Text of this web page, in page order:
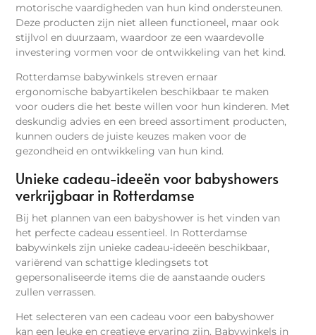
motorische vaardigheden van hun kind ondersteunen.
Deze producten zijn niet alleen functioneel, maar ook
stijlvol en duurzaam, waardoor ze een waardevolle
investering vormen voor de ontwikkeling van het kind.
Rotterdamse babywinkels streven ernaar
ergonomische babyartikelen beschikbaar te maken
voor ouders die het beste willen voor hun kinderen. Met
deskundig advies en een breed assortiment producten,
kunnen ouders de juiste keuzes maken voor de
gezondheid en ontwikkeling van hun kind.
Unieke cadeau-ideeën voor babyshowers
verkrijgbaar in Rotterdamse
Bij het plannen van een babyshower is het vinden van
het perfecte cadeau essentieel. In Rotterdamse
babywinkels zijn unieke cadeau-ideeën beschikbaar,
variërend van schattige kledingsets tot
gepersonaliseerde items die de aanstaande ouders
zullen verrassen.
Het selecteren van een cadeau voor een babyshower
kan een leuke en creatieve ervaring zijn. Babywinkels in